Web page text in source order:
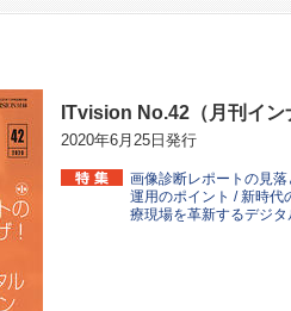
ITvision No.42（月刊イ
2020年6月25日発行
画像診断レポートの見
運用のポイント / 新時代
療現場を革新するデジ